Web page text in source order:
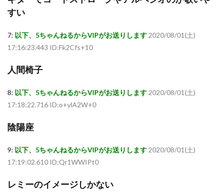
すい
7: 以下、5ちゃんねるからVIPがお送りします 2020/08/01(土)
17:16:23.443 ID:Fk2Cfs+10
人間椅子
8: 以下、5ちゃんねるからVIPがお送りします 2020/08/01(土)
17:18:22.716 ID:o+ylA2W+0
陰陽座
9: 以下、5ちゃんねるからVIPがお送りします 2020/08/01(土)
17:19:02.610 ID:Qr1WWIPt0
レミーのイメージしかない